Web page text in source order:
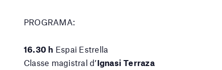
PROGRAMA:
16.30 h Espai Estrella
Classe magistral d’Ignasi Terraza